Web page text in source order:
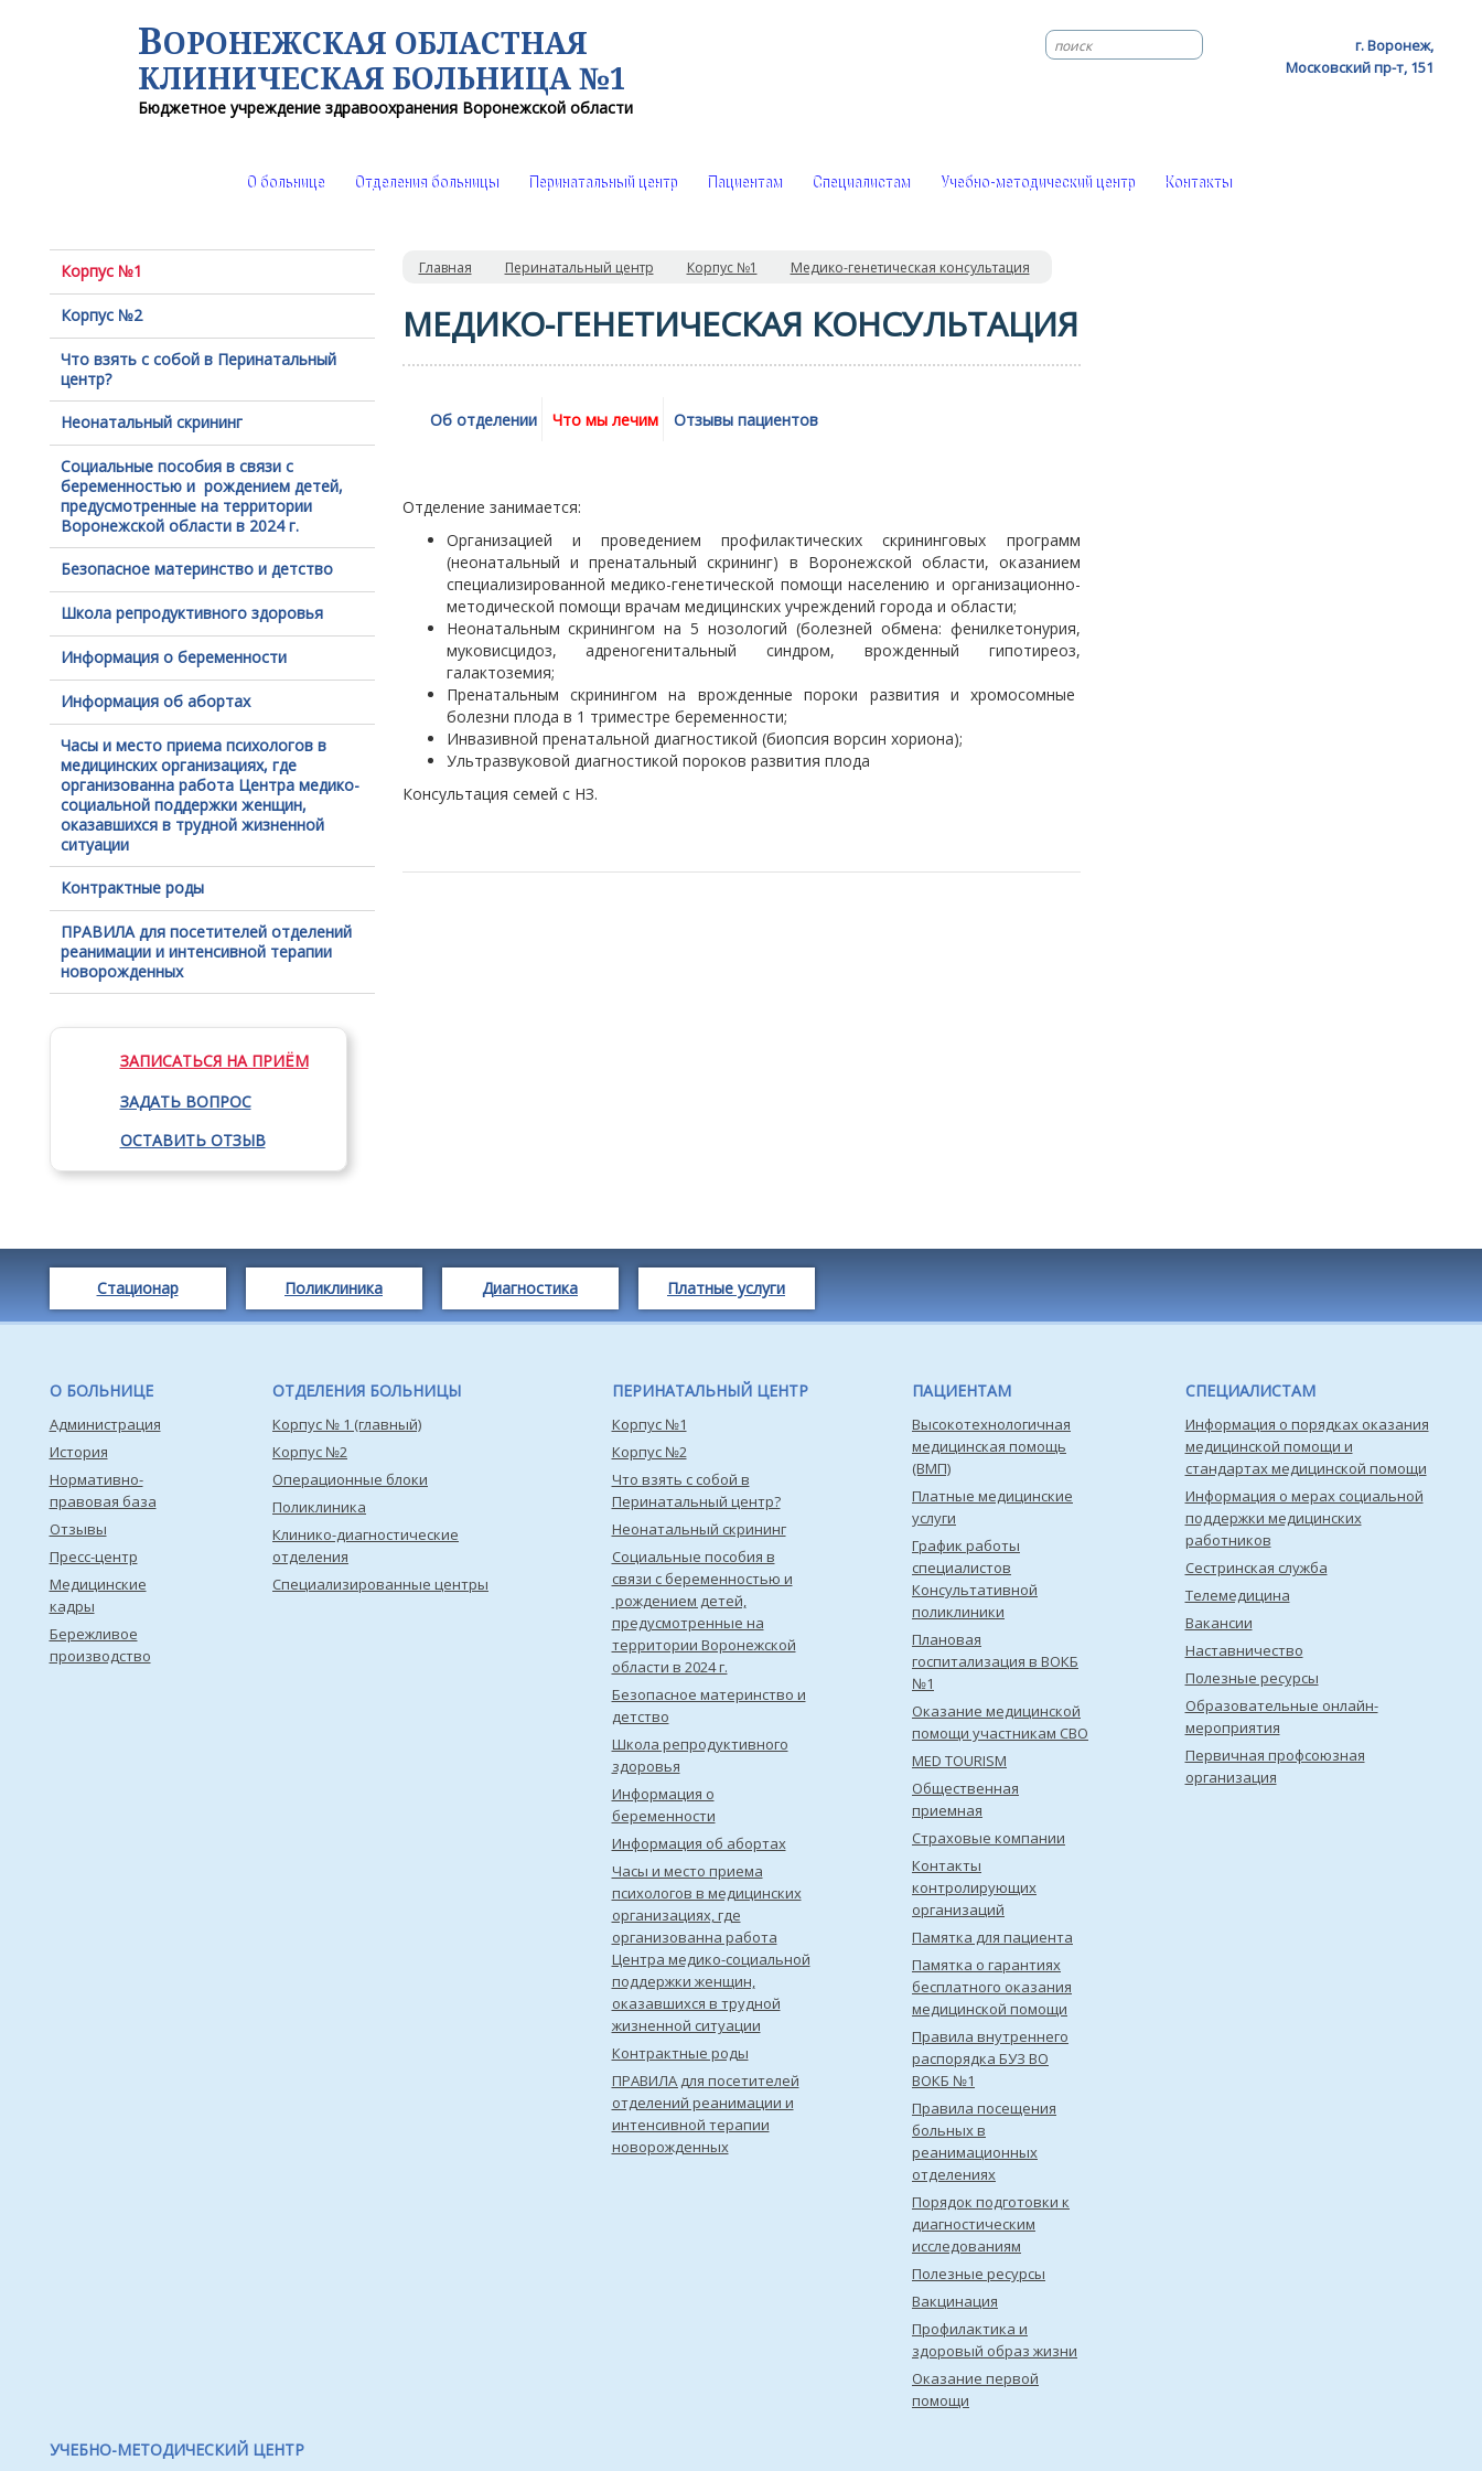
ВОРОНЕЖСКАЯ ОБЛАСТНАЯ
КЛИНИЧЕСКАЯ БОЛЬНИЦА №1
Бюджетное учреждение здравоохранения Воронежской области
г. Воронеж,
Московский пр-т, 151
О больнице Отделения больницы Перинатальный центр Пациентам Специалистам Учебно-методический центр Контакты
Корпус №1
Корпус №2
Что взять с собой в Перинатальный
центр?
Неонатальный скрининг
Социальные пособия в связи с
беременностью и рождением детей,
предусмотренные на территории
Воронежской области в 2024 г.
Безопасное материнство и детство
Школа репродуктивного здоровья
Информация о беременности
Информация об абортах
Часы и место приема психологов в
медицинских организациях, где
организованна работа Центра медико-
социальной поддержки женщин,
оказавшихся в трудной жизненной
ситуации
Контрактные роды
ПРАВИЛА для посетителей отделений
реанимации и интенсивной терапии
новорожденных
ЗАПИСАТЬСЯ НА ПРИЁМ
ЗАДАТЬ ВОПРОС
ОСТАВИТЬ ОТЗЫВ
Главная Перинатальный центр Корпус №1 Медико-генетическая консультация
МЕДИКО-ГЕНЕТИЧЕСКАЯ КОНСУЛЬТАЦИЯ
Об отделении Что мы лечим Отзывы пациентов
Отделение занимается:
Организацией и проведением профилактических скрининговых программ
(неонатальный и пренатальный скрининг) в Воронежской области, оказанием
специализированной медико-генетической помощи населению и организационно-
методической помощи врачам медицинских учреждений города и области;
Неонатальным скринингом на 5 нозологий (болезней обмена: фенилкетонурия,
муковисцидоз, адреногенитальный синдром, врожденный гипотиреоз,
галактоземия;
Пренатальным скринингом на врожденные пороки развития и хромосомные
болезни плода в 1 триместре беременности;
Инвазивной пренатальной диагностикой (биопсия ворсин хориона);
Ультразвуковой диагностикой пороков развития плода
Консультация семей с НЗ.
Стационар Поликлиника Диагностика Платные услуги
О БОЛЬНИЦЕ
Администрация
История
Нормативно-
правовая база
Отзывы
Пресс-центр
Медицинские
кадры
Бережливое
производство
ОТДЕЛЕНИЯ БОЛЬНИЦЫ
Корпус № 1 (главный)
Корпус №2
Операционные блоки
Поликлиника
Клинико-диагностические
отделения
Специализированные центры
ПЕРИНАТАЛЬНЫЙ ЦЕНТР
Корпус №1
Корпус №2
Что взять с собой в
Перинатальный центр?
Неонатальный скрининг
Социальные пособия в
связи с беременностью и
рождением детей,
предусмотренные на
территории Воронежской
области в 2024 г.
Безопасное материнство и
детство
Школа репродуктивного
здоровья
Информация о
беременности
Информация об абортах
Часы и место приема
психологов в медицинских
организациях, где
организованна работа
Центра медико-социальной
поддержки женщин,
оказавшихся в трудной
жизненной ситуации
Контрактные роды
ПРАВИЛА для посетителей
отделений реанимации и
интенсивной терапии
новорожденных
ПАЦИЕНТАМ
Высокотехнологичная
медицинская помощь
(ВМП)
Платные медицинские
услуги
График работы
специалистов
Консультативной
поликлиники
Плановая
госпитализация в ВОКБ
№1
Оказание медицинской
помощи участникам СВО
MED TOURISM
Общественная
приемная
Страховые компании
Контакты
контролирующих
организаций
Памятка для пациента
Памятка о гарантиях
бесплатного оказания
медицинской помощи
Правила внутреннего
распорядка БУЗ ВО
ВОКБ №1
Правила посещения
больных в
реанимационных
отделениях
Порядок подготовки к
диагностическим
исследованиям
Полезные ресурсы
Вакцинация
Профилактика и
здоровый образ жизни
Оказание первой
помощи
СПЕЦИАЛИСТАМ
Информация о порядках оказания
медицинской помощи и
стандартах медицинской помощи
Информация о мерах социальной
поддержки медицинских
работников
Сестринская служба
Телемедицина
Вакансии
Наставничество
Полезные ресурсы
Образовательные онлайн-
мероприятия
Первичная профсоюзная
организация
УЧЕБНО-МЕТОДИЧЕСКИЙ ЦЕНТР